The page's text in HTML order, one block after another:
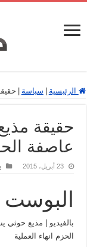
الرئيسية سياسة
حقيقة
عاصفة
23 أبريل، 2015
البوست
بالفيديو | مذيع حوثي
الحزم انهاء العملية